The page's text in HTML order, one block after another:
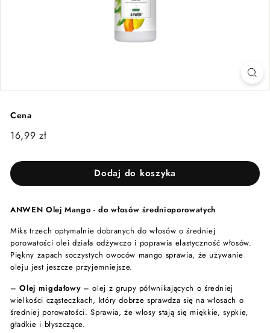
Cena
Cena
16,99 zł16,99
Dodaj do koszyka
ANWEN Olej Mango - do włosów średnioporowatych
Miks trzech optymalnie dobranych do włosów o średniej
porowatości olei działa odżywczo i poprawia elastyczność włosów.
Piękny zapach soczystych owoców mango sprawia, że używanie
oleju jest jeszcze przyjemniejsze.
–Olej migdałowy– olej z grupy półwnikających o średniej
wielkości cząsteczkach, który dobrze sprawdza się na włosach o
średniej porowatości. Sprawia, że włosy stają się miękkie, sypkie,
gładkie i błyszczące.